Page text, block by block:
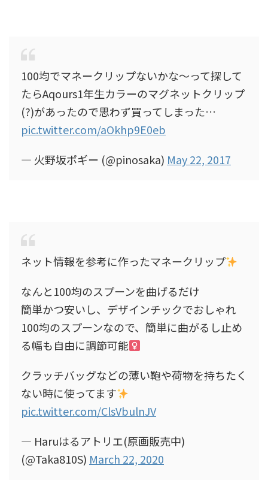
100均でマネークリップないかな〜って探して
たらAqours1年生カラーのマグネットクリップ
(?)があったので思わず買ってしまった…
pic.twitter.com/aOkhp9E0eb
— 火野坂ポギー (@pinosaka) May 22, 2017
ネット情報を参考に作ったマネークリップ
なんと100均のスプーンを曲げるだけ
簡単かつ安いし、デザインチックでおしゃれ
100均のスプーンなので、簡単に曲がるし止め
る幅も自由に調節可能‍
クラッチバッグなどの薄い鞄や荷物を持ちたく
ない時に使ってます
pic.twitter.com/ClsVbulnJV
— Haruはるアトリエ(原画販売中)
(@Taka810S) March 22, 2020